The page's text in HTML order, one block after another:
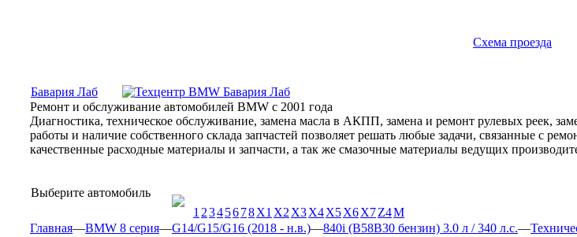
Схема проезда
Бавария Лаб
Ремонт и обслуживание автомобилей BMW с 2001 года
Диагностика, техническое обслуживание, замена масла в АКПП, замена и ремонт рулевых реек,
работы и наличие собственного склада запчастей позволяет решать любые задачи, связанные с
качественные расходные материалы и запчасти, а так же смазочные материалы ведущих
Выберите автомобиль
1 2345678X1 X2 X3X4X5X6X7Z4М
Главная—BMW 8 серия—G14/G15/G16 (2018 - н.в.)—840i (B58B30 бензин) 3.0 л / 340 л.с.—